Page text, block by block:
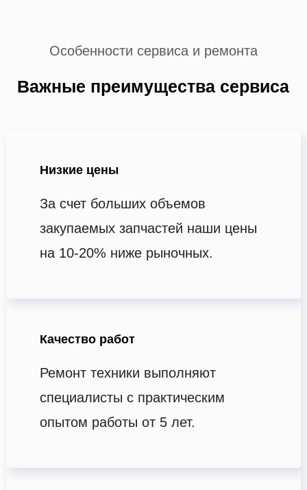
Особенности сервиса и ремонта
Важные преимущества сервиса
Низкие цены
За счет больших объемов
закупаемых запчастей наши цены
на 10-20% ниже рыночных.
Качество работ
Ремонт техники выполняют
специалисты с практическим
опытом работы от 5 лет.